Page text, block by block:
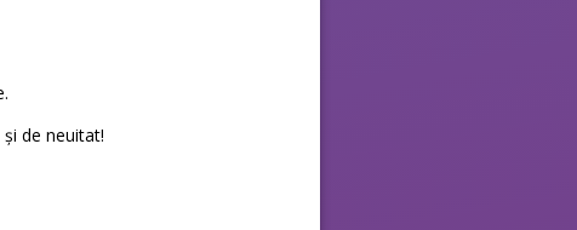
de neuitat!